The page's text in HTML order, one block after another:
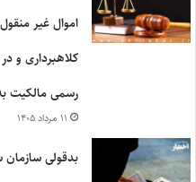
اموال غیر
کلاهبرداری و
رسمی مالکیت
۱۱ مرداد ۱۴۰۵
بدقولی سازمان